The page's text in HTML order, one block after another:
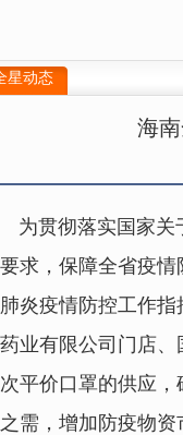
星动态
海
为贯彻落实国家关
求，保障全省疫
炎疫情防控工作指
业有限公司门店、
平价口罩的供应
需，增加防疫物资